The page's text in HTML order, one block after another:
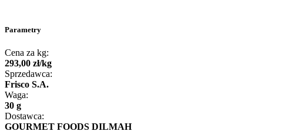
Parametry
Cena za kg:
293,00 zł/kg
Sprzedawca:
Frisco S.A.
Waga:
30 g
Dostawca:
GOURMET FOODS DILMAH